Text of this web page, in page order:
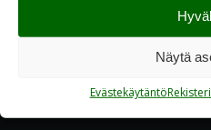
Näytä
Evästekäytäntö